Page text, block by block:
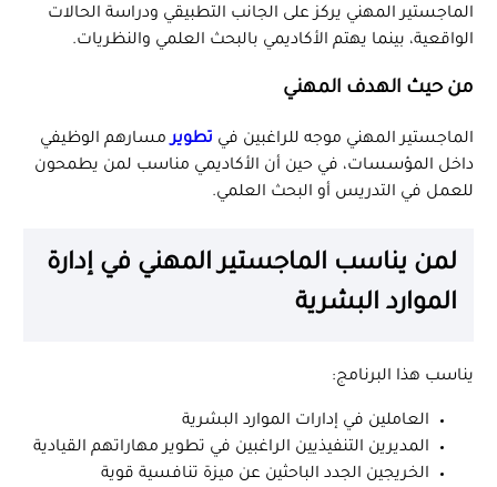
الماجستير المهني يركز على الجانب التطبيقي ودراسة الحالات
الواقعية، بينما يهتم الأكاديمي بالبحث العلمي والنظريات.
من حيث الهدف المهني
الماجستير المهني موجه للراغبين في تطويرمسارهم الوظيفي
داخل المؤسسات، في حين أن الأكاديمي مناسب لمن يطمحون
للعمل في التدريس أو البحث العلمي.
لمن يناسب الماجستير المهني في إدارة
الموارد البشرية
يناسب هذا البرنامج:
العاملين في إدارات الموارد البشرية
المديرين التنفيذيين الراغبين في تطوير مهاراتهم القيادية
الخريجين الجدد الباحثين عن ميزة تنافسية قوية